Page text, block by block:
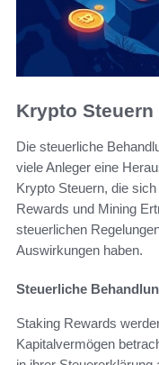
Krypto
Die steuerliche
viele Anleger eine
Krypto Steuern, die
Rewards und Mining
steuerlichen
Auswirkungen haben.
Steuerliche
Staking Rewards
Kapitalvermögen